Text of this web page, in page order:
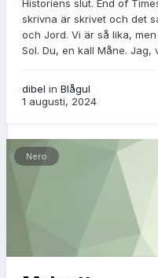
Historiens slut. End of
skrivna är skrivet och det
och Jord. Vi är så lika,
Sol. Du, en kall Måne. Jag,
dibel in Blågul
1 augusti, 2024
Nero